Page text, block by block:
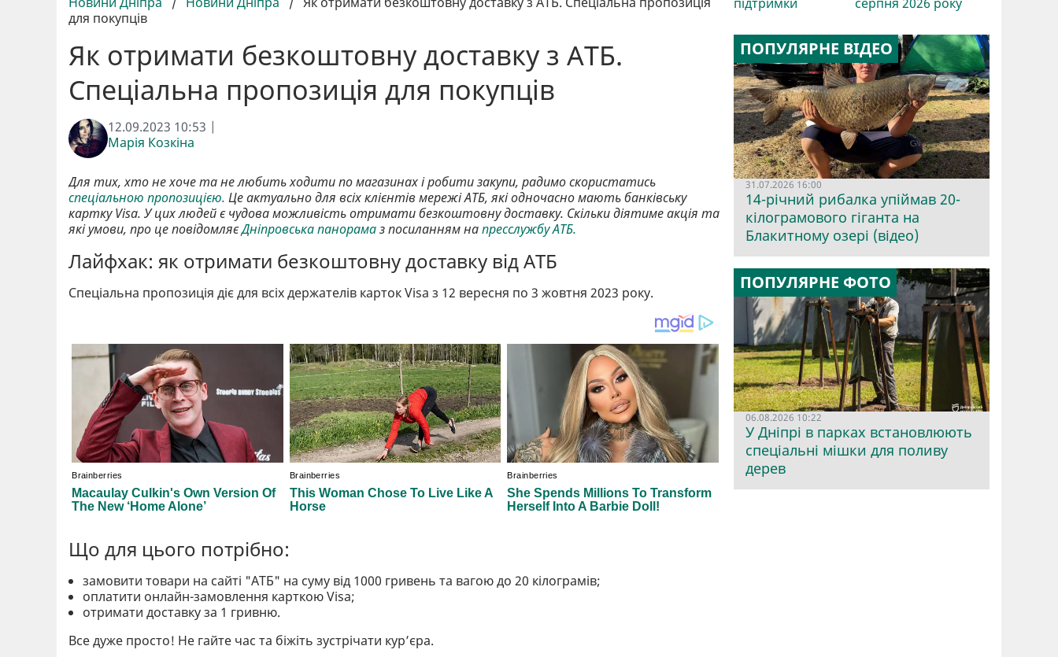
для покупців
Як отримати безкоштовну доставку з АТБ.
Спеціальна пропозиція для покупців
12.09.2023 10:53 |
Марія Козкіна
Для тих, хто не хоче та не любить ходити по магазинах і робити закупи, радимо скористатись
спеціальною пропозицією. Це актуально для всіх клієнтів мережі АТБ, які одночасно мають банківську
картку Visa. У цих людей є чудова можливість отримати безкоштовну доставку. Скільки діятиме акція та
які умови, про це повідомляєДніпровська панорамаз посиланням напресслужбу АТБ.
Лайфхак: як отримати безкоштовну доставку від АТБ
Спеціальна пропозиція діє для всіх держателів карток Visa з 12 вересня по 3 жовтня 2023 року.
Що для цього потрібно:
замовити товари на сайті "АТБ" на суму від 1000 гривень та вагою до 20 кілограмів;
оплатити онлайн-замовлення карткою Visa;
отримати доставку за 1 гривню.
Все дуже просто! Не гайте час та біжіть зустрічати кур’єра.
ПОПУЛЯРНЕ ВІДЕО
31.07.2026 16:00
14-річний рибалка упіймав 20-
кілограмового гіганта на
Блакитному озері (відео)
ПОПУЛЯРНЕ ФОТО
06.08.2026 10:22
У Дніпрі в парках встановлюють
спеціальні мішки для поливу
дерев